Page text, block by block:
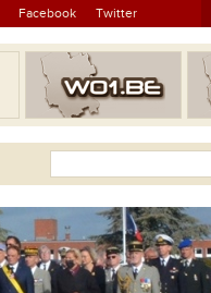
Facebook Twitter